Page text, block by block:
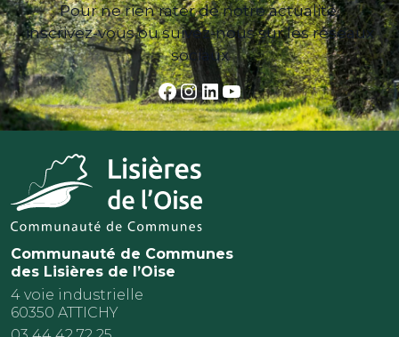
Pour ne rien rater de notre actualité,
inscrivez-vous ou suivez-nous sur les réseaux
sociaux
Facebook
Instagram
LinkedIn
YouTube
Communauté de Communes
des Lisières de l’Oise
4 voie industrielle
60350 ATTICHY